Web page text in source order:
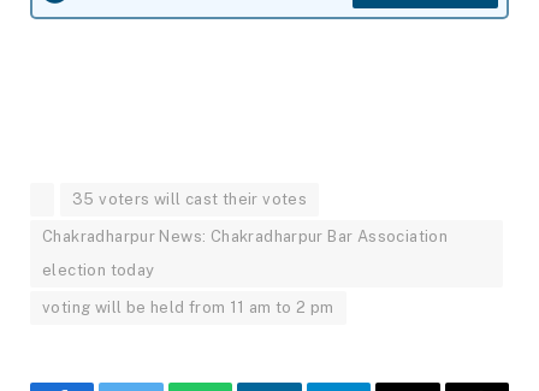
35 voters will cast their votes
Chakradharpur News: Chakradharpur Bar Association
election today
voting will be held from 11 am to 2 pm